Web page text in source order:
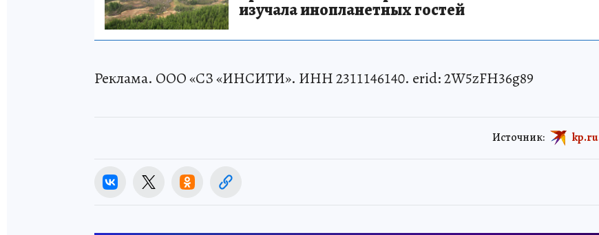
изучала инопланетных гостей
Реклама. ООО «СЗ «ИНСИТИ». ИНН 2311146140. erid: 2W5zFH36g89
Источник: kp.ru